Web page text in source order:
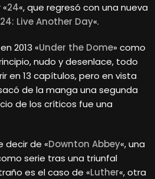
24«, que regresó con una nueva
24: Live Another Day«.
2013 «Under the Dome» como
nudo y desenlace, todo
en 13 capítulos, pero en vista
de la manga una segunda
de los críticos fue una
decir de «Downton Abbey«, una
serie tras una triunfal
es el caso de «Luther«, otra